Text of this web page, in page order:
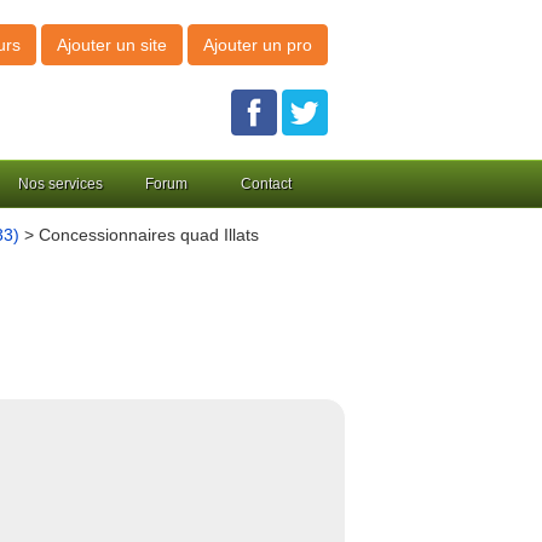
Ajouter un site Ajouter un pro
Nos services Forum Contact
> Concessionnaires quad Illats